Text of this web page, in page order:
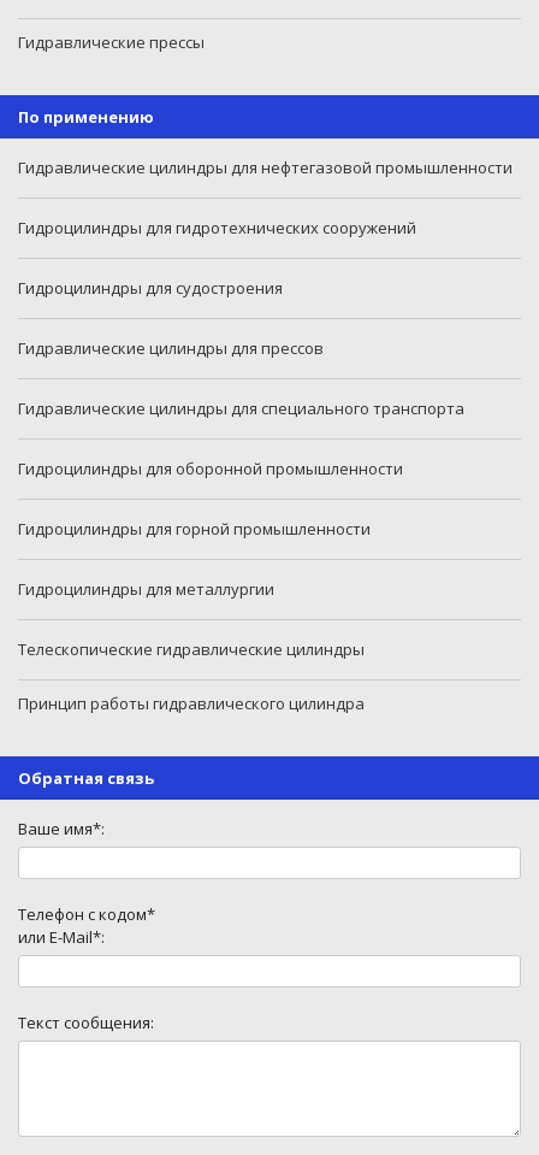
Гидравлические прессы
По применению
Гидравлические цилиндры для нефтегазовой промышленности
Гидроцилиндры для гидротехнических сооружений
Гидроцилиндры для судостроения
Гидравлические цилиндры для прессов
Гидравлические цилиндры для специального транспорта
Гидроцилиндры для оборонной промышленности
Гидроцилиндры для горной промышленности
Гидроцилиндры для металлургии
Телескопические гидравлические цилиндры
Принцип работы гидравлического цилиндра
Обратная связь
Ваше имя*:
Телефон с кодом*
или E-Mail*:
Текст сообщения: